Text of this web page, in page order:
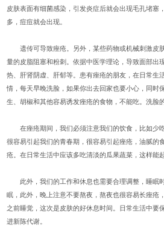
皮肤表面有细菌感染，引发炎症后就会出现毛孔堵塞
多，痘痘就会出现。
遗传可导致痤疮。另外，某些药物或机械刺激皮
量的皮脂阻塞和粉刺。依据中医学理论，导致面部出
热、肝肾阴虚、肝郁等。患有痤疮的朋友，在日常生
情，每天早晚洗脸，如果你出去回家也要小心，同时
生、胡椒和其他容易诱发痤疮的食物，不能吃。洗脸
在痤疮期间，我们必须注意我们的饮食，比如少
很容易引起我们的青春期，很容易引起痤疮，油腻的
疮。在日常生活中应该多吃清淡的瓜果蔬菜，这样能
此外，我们的工作和休息也需要合理调整，睡眠
眠，此外，晚上注意不要熬夜，熬夜也很容易长痤疮
之前睡觉，这次是皮肤的好休息时间。日常生活中要
进新陈代谢。